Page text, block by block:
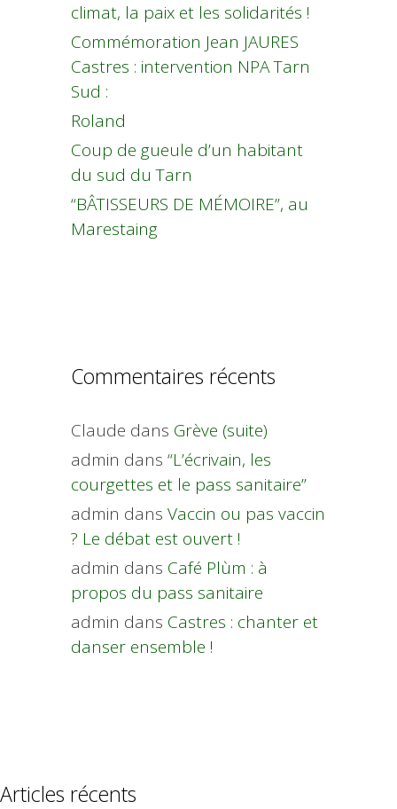
climat, la paix et les solidarités !
Commémoration Jean JAURES
Castres : intervention NPA Tarn
Sud :
Roland
Coup de gueule d’un habitant
du sud du Tarn
“BÂTISSEURS DE MÉMOIRE”, au
Marestaing
Commentaires récents
Claude dans Grève (suite)
admin dans “L’écrivain, les
courgettes et le pass sanitaire”
admin dans Vaccin ou pas vaccin
? Le débat est ouvert !
admin dans Café Plùm : à
propos du pass sanitaire
admin dans Castres : chanter et
danser ensemble !
Articles récents